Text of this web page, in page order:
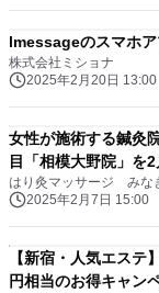
lmessageのスマホ
株式会社ミショナ
2025年2月20日 13:00
女性が施術する鍼灸
目「相模大野院」を
はり灸マッサージ みな
2025年2月7日 15:00
【新宿・人気エス
円相当のお得キャン